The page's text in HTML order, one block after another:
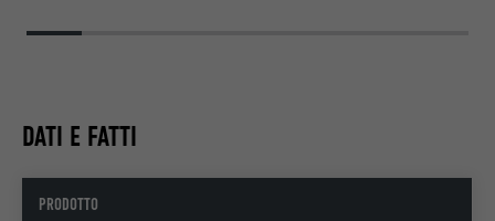
DATI E FATTI
PRODOTTO